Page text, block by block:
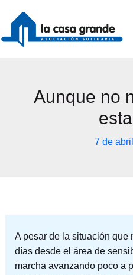
contenido
Aunque no
7 de
A pesar de la situación que
días desde el área de
marcha avanzando poco a